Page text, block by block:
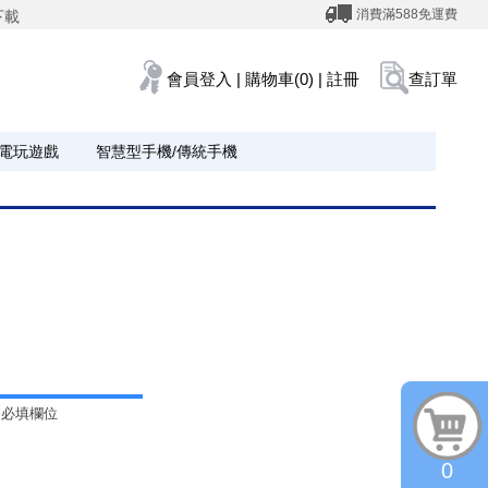
載 消費滿588免運費
會員登入 | 購物車(0) | 註冊 查訂單
玩遊戲 智慧型手機/傳統手機
填欄位
0